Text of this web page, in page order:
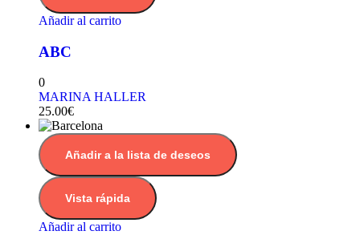
Añadir al carrito
ABC
0
MARINA HALLER
25.00€
Añadir a la lista de deseos
Vista rápida
Añadir al carrito